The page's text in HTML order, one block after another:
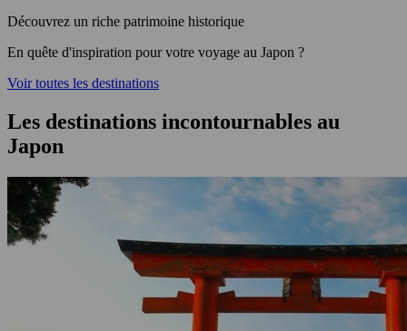
Découvrez un riche patrimoine historique
En quête d'inspiration pour votre voyage au Japon ?
Voir toutes les destinations
Les destinations incontournables au
Japon